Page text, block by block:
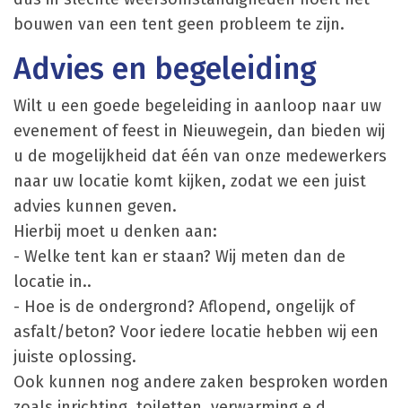
bouwen van een tent geen probleem te zijn.
Advies en begeleiding
Wilt u een goede begeleiding in aanloop naar uw
evenement of feest in Nieuwegein, dan bieden wij
u de mogelijkheid dat één van onze medewerkers
naar uw locatie komt kijken, zodat we een juist
advies kunnen geven.
Hierbij moet u denken aan:
- Welke tent kan er staan? Wij meten dan de
locatie in..
- Hoe is de ondergrond? Aflopend, ongelijk of
asfalt/beton? Voor iedere locatie hebben wij een
juiste oplossing.
Ook kunnen nog andere zaken besproken worden